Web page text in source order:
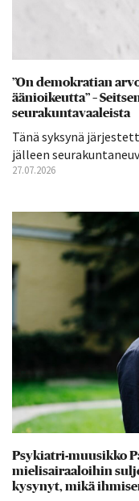
”On demokratian
äänioikeutta” –
seurakuntavaaleista
Tänä syksynä
jälleen
27.07.2026
Psykiatri-muusikko
mielisairaaloihin
kysynyt, mikä